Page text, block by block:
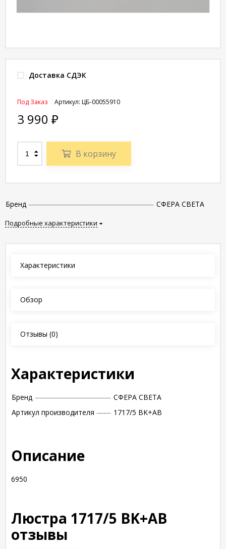
Бренд СФЕРА СВЕТА
Подробные характеристики
Доставка СДЭК
Артикул: ЦБ-00055910
Под Заказ
3 990 ₽
В корзину
Характеристики
Обзор
Отзывы (0)
Характеристики
Бренд
СФЕРА СВЕТА
Артикул производителя
1717/5 BK+AB
Описание
6950
Люстра 1717/5 BK+AB
отзывы